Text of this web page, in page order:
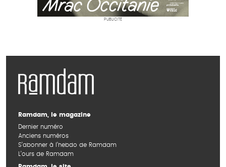
PUBLICITÉ
Ramdam, le magazine
Dernier numéro
Anciens numéros
S’abonner à l’hebdo de Ramdam
L’ours de Ramdam